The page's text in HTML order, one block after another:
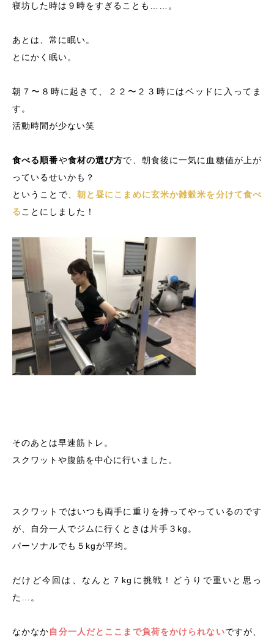
寝坊した時は９時をすぎることも……。
あとは、常に眠い。
とにかく眠い。
朝７〜８時に起きて、２２〜２３時にはベッドに入ってま
す。
活動時間が少ない笑
食べる順番や食材の選び方で、朝食後に一気に血糖値が上が
っているせいかも？
ということで、 朝と昼にこまめに玄米か雑穀米を分けて食べ
る ことにしました！
そのあとは早速筋トレ。
スクワットや腹筋を中心に行いました。
スクワットではいつも両手に重りを持ってやっているのです
が、自分一人でジムに行くときは片手３kg。
パーソナルでも５kgが平均。
だけど今回は、なんと７kgに挑戦！
どうりで重いと思っ
た…。
なかなか自分一人だとここまで負荷をかけられないですが、